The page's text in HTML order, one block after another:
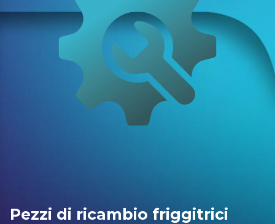
Pezzi di ricambio friggitrici